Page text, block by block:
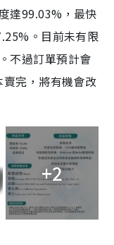
達99.03%，最快
。目前未有限
不過訂單預計會
完，將有機會改
+2